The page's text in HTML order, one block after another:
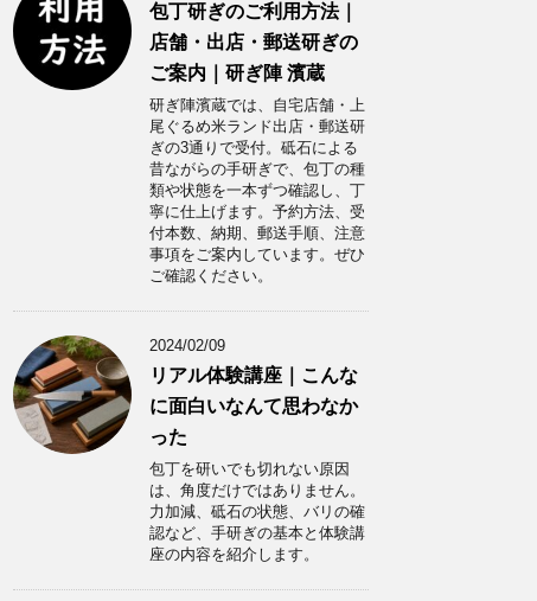
包丁研ぎのご利用方法｜
店舗・出店・郵送研ぎの
ご案内｜研ぎ陣 濱蔵
研ぎ陣濱蔵では、自宅店舗・上
尾ぐるめ米ランド出店・郵送研
ぎの3通りで受付。砥石による
昔ながらの手研ぎで、包丁の種
類や状態を一本ずつ確認し、丁
寧に仕上げます。予約方法、受
付本数、納期、郵送手順、注意
事項をご案内しています。ぜひ
ご確認ください。
2024/02/09
リアル体験講座｜こんな
に面白いなんて思わなか
った
包丁を研いでも切れない原因
は、角度だけではありません。
力加減、砥石の状態、バリの確
認など、手研ぎの基本と体験講
座の内容を紹介します。